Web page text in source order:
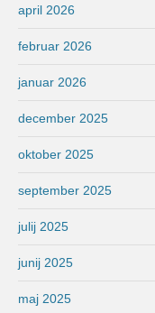
april 2026
februar 2026
januar 2026
december 2025
oktober 2025
september 2025
julij 2025
junij 2025
maj 2025